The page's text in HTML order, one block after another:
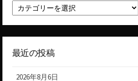
カ
テ
ゴ
リ
最近の投稿
2026年8月6日